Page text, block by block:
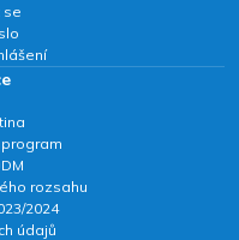
se
rozsahu
2024
údajů